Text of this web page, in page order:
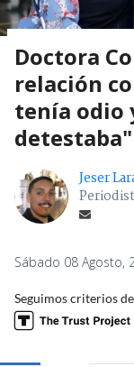
Doctora
relación
tenía odio
detestaba"
Jeser
Sábado 08 Agosto,
Seguimos criterios de